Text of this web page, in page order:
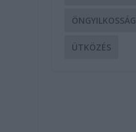
ÖNGYILKOSSÁG
ÜTKÖZÉS